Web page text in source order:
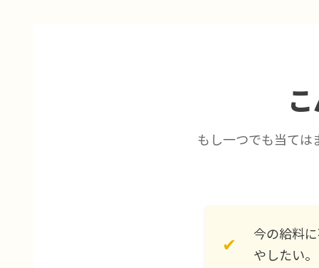
もし一つでも当ては
✔
今の給料
やしたい。